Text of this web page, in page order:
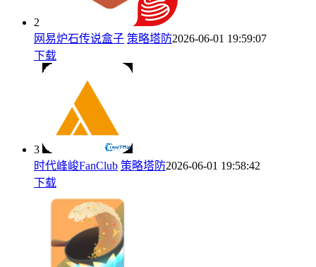
2
网易炉石传说盒子 策略塔防2026-06-01 19:59:07
下载
3
时代峰峻FanClub 策略塔防2026-06-01 19:58:42
下载